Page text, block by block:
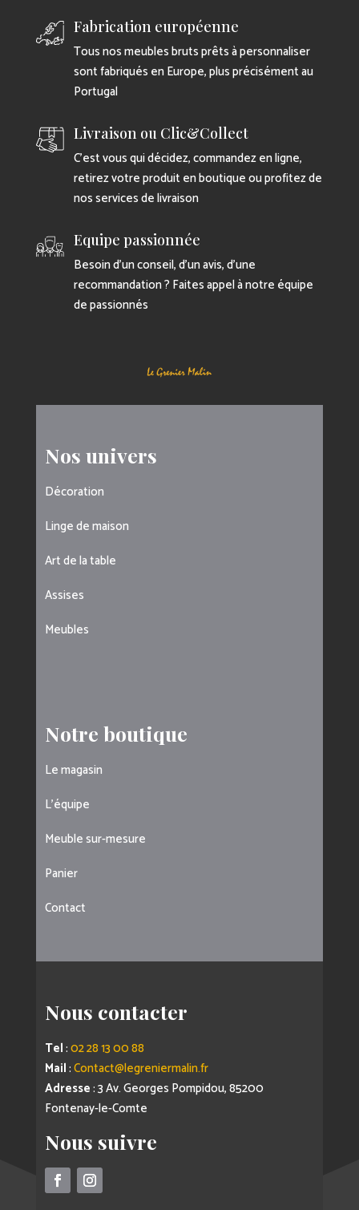
Fabrication européenne
Tous nos meubles bruts prêts à personnaliser
sont fabriqués en Europe, plus précisément au
Portugal
Livraison ou Clic&Collect
C’est vous qui décidez, commandez en ligne,
retirez votre produit en boutique ou profitez de
nos services de livraison
Equipe passionnée
Besoin d’un conseil, d’un avis, d’une
recommandation ? Faites appel à notre équipe
de passionnés
Nos univers
Décoration
Linge de maison
Art de la table
Assises
Meubles
Notre boutique
Le magasin
L’équipe
Meuble sur-mesure
Panier
Contact
Nous contacter
Tel:02 28 13 00 88
Mail:Contact@legreniermalin.fr
Adresse: 3 Av. Georges Pompidou, 85200
Fontenay-le-Comte
Nous suivre